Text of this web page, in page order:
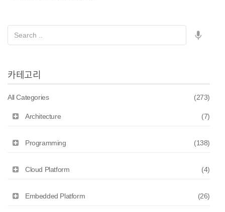
카테고리
All Categories (273)
Architecture (7)
Programming (138)
Cloud Platform (4)
Embedded Platform (26)